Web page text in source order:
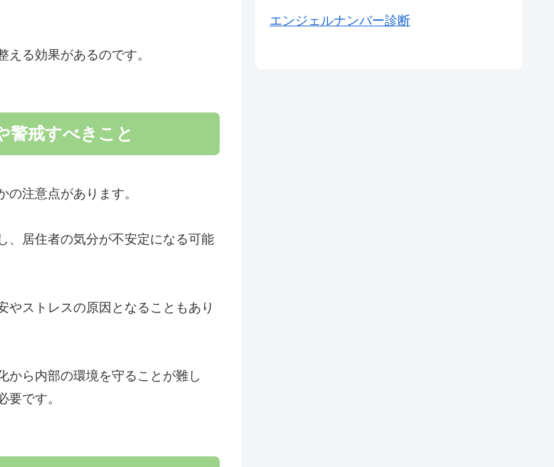
る効果があるのです。
警戒すべきこと
の注意点があります。
、居住者の気分が不安定になる可能
やストレスの原因となることもあり
から内部の環境を守ることが難し
です。
エンジェルナンバー診断